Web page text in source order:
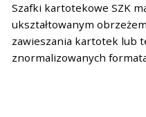
Szafki kartotekowe SZK
ukształtowanym
zawieszania kartotek lub
znormalizowanych